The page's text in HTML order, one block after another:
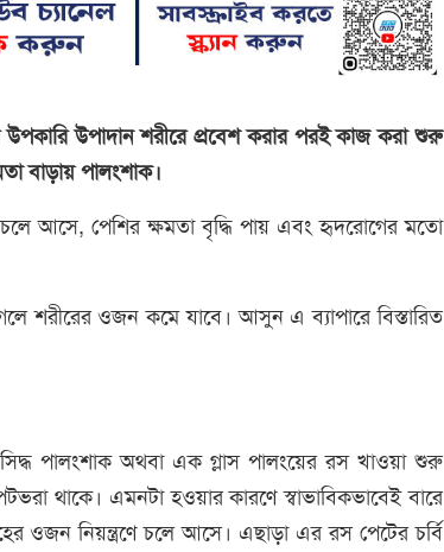
উপকারি উপাদান শরীরে প্রবেশ করার পরই কাজ করা শুরু
বাড়ায় পালংশাক।
চলে আসে, পেশির ক্ষমতা বৃদ্ধি পায় এবং হৃদরোগের মতো
শরীরের ওজন কমে যাবে। আসুন এ ব্যাপারে বিস্তারিত
পালংশাক অথবা এক গ্লাস পালংয়ের রস খাওয়া শুরু
থাকে। এমনটা হওয়ার কারণে স্বাভাবিকভাবেই বারে
ওজন নিয়ন্ত্রণে চলে আসে। এছাড়া এর রস পেটের চর্বি